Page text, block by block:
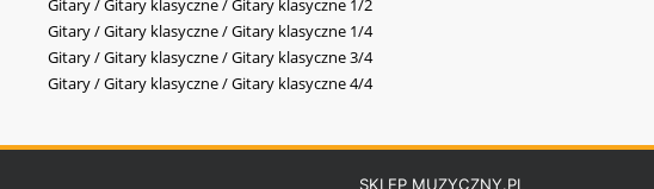
Gitary / Gitary klasyczne / Gitary klasyczne 1/2
Gitary / Gitary klasyczne / Gitary klasyczne 1/4
Gitary / Gitary klasyczne / Gitary klasyczne 3/4
Gitary / Gitary klasyczne / Gitary klasyczne 4/4
SKLEP MUZYCZNY.PL